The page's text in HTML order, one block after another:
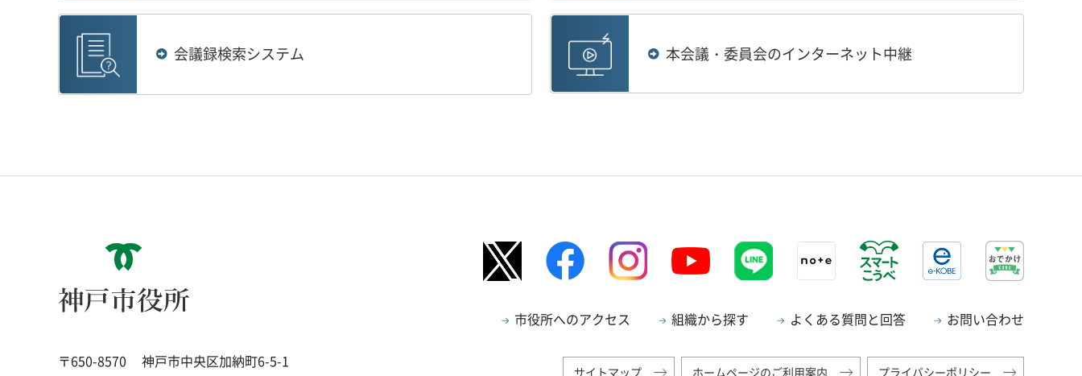
会議録検索システム 本会議・委員会のインターネット中継
神戸市役所
〒650-8570 神戸市中央区加納町6-5-1
市役所へのアクセス 組織から探す よくある質問と回答 お問い合わせ
サイトマップ ホームページのご利用案内 プライバシーポリシー